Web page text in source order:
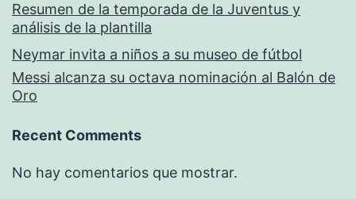
Resumen de la temporada de la Juventus y
análisis de la plantilla
Neymar invita a niños a su museo de fútbol
Messi alcanza su octava nominación al Balón de
Oro
Recent Comments
No hay comentarios que mostrar.